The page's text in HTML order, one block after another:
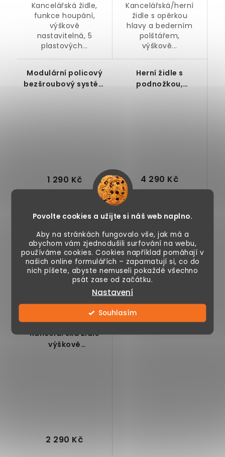
Povolte cookies a užijte si náš web naplno.
Aby na stránkách fungovalo vše, jak má a
abychom vám zjednodušili surfování na webu,
používáme cookies. Cookies například pomáhají v
našich online formulářích – zapamatují si, co do
nich píšete, abyste nemuseli pokaždé všechno
psát zase od začátku.
Nastavení
Souhlasím
Kancelářská židle,
funkce houpání,
výškově
nastavitelná, 5
plastových...
Kancelářská/herní
židle s opěrkou
hlavy a bederním
polštářem,
výškově...
Modulární policový
bezšroubový systém
nedostupné
1 290 Kč
Regál složený ze
16ti boxů, vhodný k
uložení hraček,
oblečení, bot
Herní židle s
podnožkou,
4 290 Kč
Herní židle, s
podnožkou,
ergonomický
nastavitelná, pevná
a odolná...
Kancelářská židle
výškově
2 290 Kč